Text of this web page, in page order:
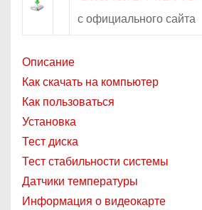
с официального сайта
Описание
Как скачать на компьютер
Как пользоваться
Установка
Тест диска
Тест стабильности системы
Датчики температуры
Информация о видеокарте